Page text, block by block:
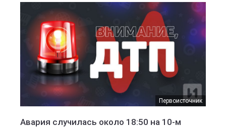
Первоисточник
Авария случилась около 18:50 на 10-м